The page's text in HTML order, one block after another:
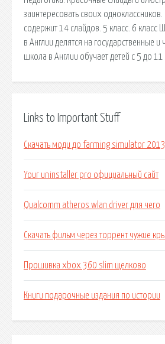
заинтересовать своих одноклассников.
содержит 14 слайдов. 5 класс. 6 класс
в Англии делятся на государственные и
школа в Англии обучает детей с 5 до 11
Links to Important Stuff
Скачать моди до farming simulator
Your uninstaller pro официальный сайт
Qualcomm atheros wlan driver для чего
Скачать фильм через торрент чужие
Прошивка xbox 360 slim щелково
Книги подарочные издания по истории